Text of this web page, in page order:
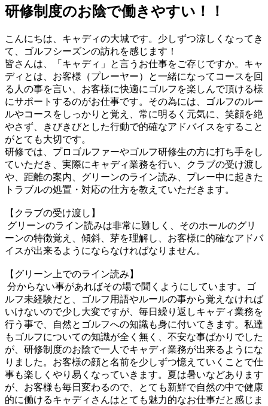
研修制度のお陰で働きやすい！！
こんにちは、キャディの大城です。少しずつ涼しくなってき
て、ゴルフシーズンの訪れを感じます！
皆さんは、「キャディ」と言うお仕事をご存じですか。キャ
ディとは、お客様（プレーヤー）と一緒になってコースを回
る人の事を言い、お客様に快適にゴルフを楽しんで頂ける様
にサポートするのがお仕事です。その為には、ゴルフのルー
ルやコースをしっかりと覚え、常に明るく元気に、笑顔を絶
やさず、きびきびとした行動で的確なアドバイスをすること
がとても大切です。
研修では、プロゴルファーやゴルフ研修生の方に打ち手をし
ていただき、実際にキャディ業務を行い、クラブの受け渡し
や、距離の案内、グリーンのライン読み、プレー中に起きた
トラブルの処置・対応の仕方を教えていただきます。
【クラブの受け渡し】
グリーンのライン読みは非常に難しく、そのホールのグリ
ーンの特徴覚え、傾斜、芽を理解し、お客様に的確なアドバ
イスが出来るようにならなければなりません。
【グリーン上でのライン読み】
分からない事があればその場で聞くようにしています。ゴ
ルフ未経験だと、ゴルフ用語やルールの事から覚えなければ
いけないので少し大変ですが、毎日繰り返しキャディ業務を
行う事で、自然とゴルフへの知識も身に付いてきます。私達
もゴルフについての知識が全く無く、不安な事ばかりでした
が、研修制度のお陰で一人でキャディ業務が出来るようにな
りました。お客様の顔と名前を少しずつ憶えていくことで仕
事も楽しくやり易くなっていきます。夏は暑いなどあります
が、お客様も毎日変わるので、とても新鮮で自然の中で健康
的に働けるキャディさんはとても魅力的なお仕事だと感じま